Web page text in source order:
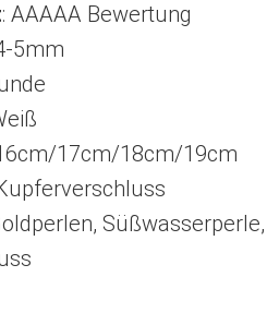
: AAAAA Bewertung
5mm
17cm/18cm/19cm
Süßwasserperle,